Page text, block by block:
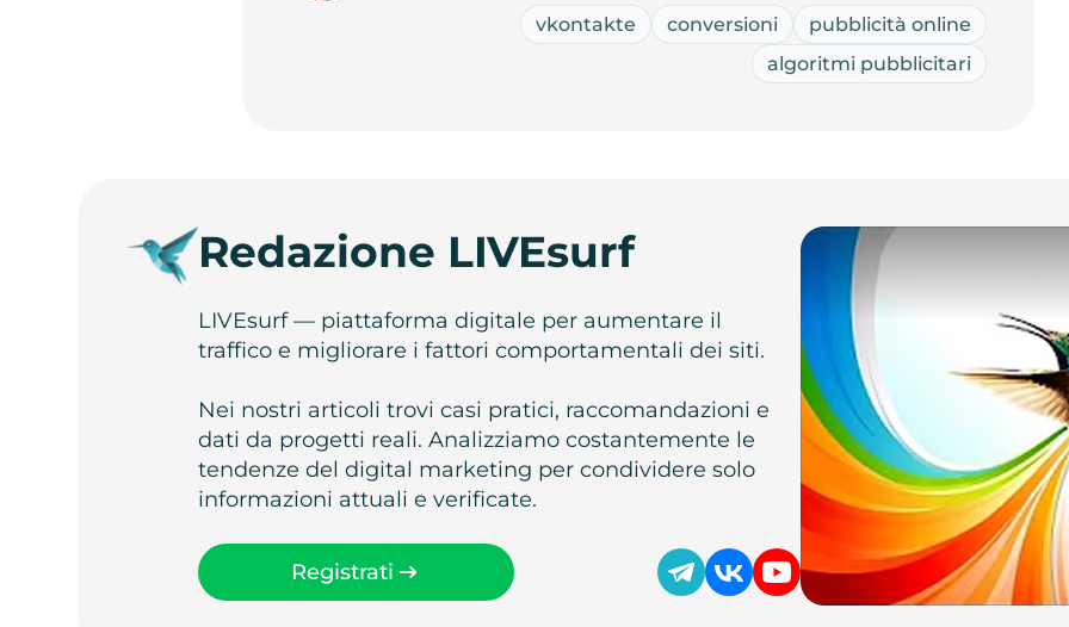
vkontakte conversioni
pubblicità online
algoritmi pubblicitari
Redazione LIVEsurf
LIVEsurf — piattaforma digitale per aumentare il
traffico e migliorare i fattori comportamentali dei siti.
Nei nostri articoli trovi casi pratici, raccomandazioni e
dati da progetti reali. Analizziamo costantemente le
tendenze del digital marketing per condividere solo
informazioni attuali e verificate.
Registrati